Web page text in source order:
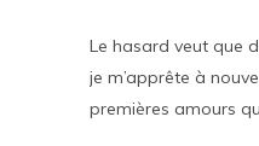
Le hasard veut que
je m’apprête à
premières amours